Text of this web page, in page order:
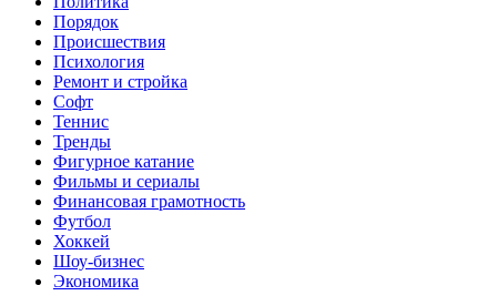
Порядок
Происшествия
Психология
Ремонт и стройка
Софт
Теннис
Тренды
Фигурное катание
Фильмы и сериалы
Финансовая грамотность
Футбол
Хоккей
Шоу-бизнес
Экономика